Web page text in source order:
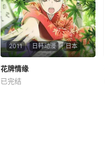
2011 日韩动漫 日本
花牌情缘
花牌情缘
已完结